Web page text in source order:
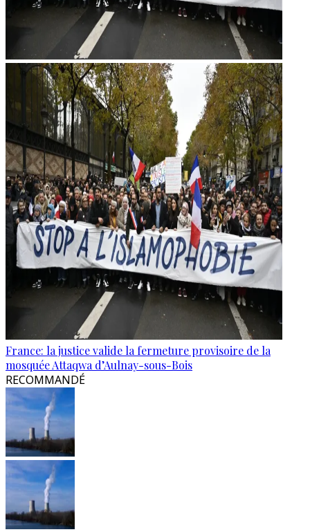
France: la justice valide la fermeture provisoire de la
mosquée Attaqwa d’Aulnay-sous-Bois
RECOMMANDÉ